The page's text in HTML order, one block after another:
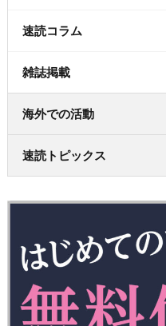
速読コラム
雑誌掲載
海外での活動
速読トピックス